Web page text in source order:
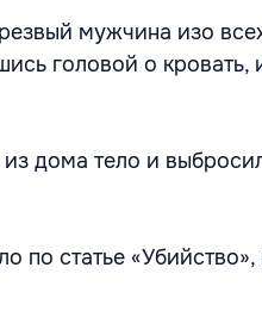
мужчина изо
головой о кровать,
дома тело и
по статье «Убийство»,